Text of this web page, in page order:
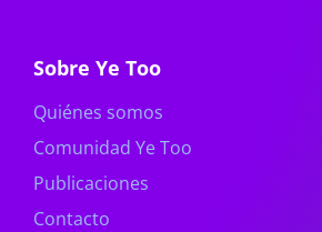
Sobre Ye Too
Quiénes somos
Comunidad Ye Too
Publicaciones
Contacto